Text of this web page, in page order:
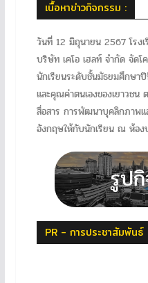
เนื้อหาข่าวกิจกรรม :
วันที่ 12 มิถุนายน 2567 โรง
บริษัท เคโอ เฮลท์ จำกัด จัดโ
นักเรียนระดับชั้นมัธยมศึกษาปี
และคุณค่าตนเองของเยาวชน
สื่อสาร การพัฒนาบุคลิกภาพแ
อังกฤษให้กับนักเรียน ณ ห้อง
PR - การประชาสัมพันธ์